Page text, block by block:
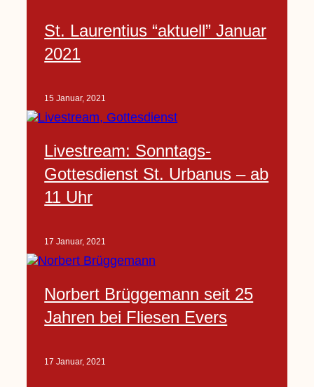
St. Laurentius “aktuell” Januar
2021
15 Januar, 2021
Livestream: Sonntags-
Gottesdienst St. Urbanus – ab
11 Uhr
17 Januar, 2021
Norbert Brüggemann seit 25
Jahren bei Fliesen Evers
17 Januar, 2021